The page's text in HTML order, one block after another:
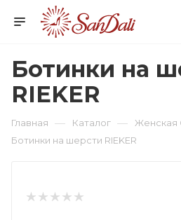
Ботинки на
RIEKER
Главная — Каталог — Женская
Ботинки на шерсти RIEKER